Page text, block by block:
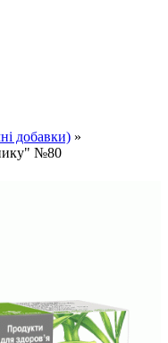
добавки) »
№80